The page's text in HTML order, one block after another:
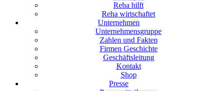
Reha hilft
Reha wirtschaftet
Unternehmen
Unternehmensgruppe
Zahlen und Fakten
Firmen Geschichte
Geschäftsleitung
Kontakt
Shop
Presse